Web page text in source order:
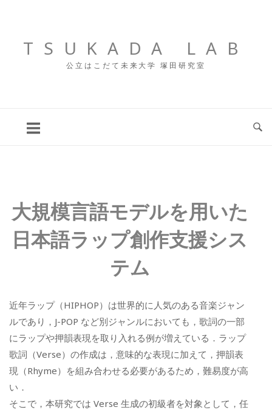
TSUKADA LAB
公立はこだて未来大学 塚田研究室
大規模言語モデルを用いた
日本語ラップ創作支援シス
テム
近年ラップ（HIPHOP）は世界的に人気のある音楽ジャン
ルであり，J-POP など別ジャンルにおいても，歌詞の一部
にラップや押韻表現を取り入れる例が増えている．ラップ
歌詞（Verse）の作成は，意味的な表現に加えて，押韻表
現（Rhyme）を組み合わせる必要があるため，難易度が高
い．
そこで，本研究では Verse 生成の初級者を対象として，任